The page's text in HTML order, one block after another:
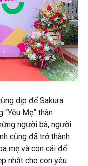
dịp để Sakura
Mẹ” thân
người bà, người
cũng đã trở thành
mẹ và con cái để
nhất cho con yêu.